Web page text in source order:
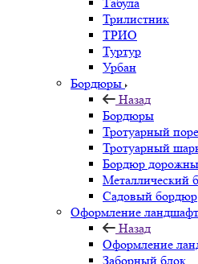
Трилистник
ТРИО
Туртур
Урбан
Бордюры
Назад
Бордюры
Тротуарный
Тротуарный
Бордюр
Металлический
Садовый бордюр
Оформление
Назад
Оформление
Заборный блок